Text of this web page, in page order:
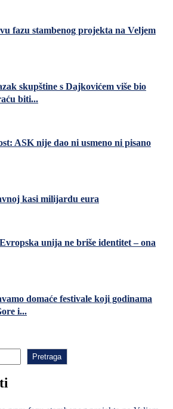
fazu stambenog projekta na Veljem
skupštine s Dajkovićem više bio
biti...
ASK nije dao ni usmeno ni pisano
kasi milijardu eura
unija ne briše identitet – ona
domaće festivale koji godinama
i...
Pretraga